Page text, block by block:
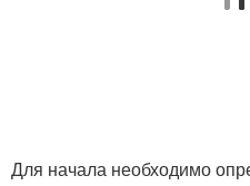
Для начала необходимо